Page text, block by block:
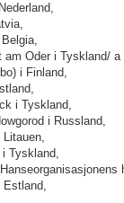
am Oder i Tyskland/
i Finland,
i Tyskland,
i Russland,
Litauen,
i Tyskland,
Estland,